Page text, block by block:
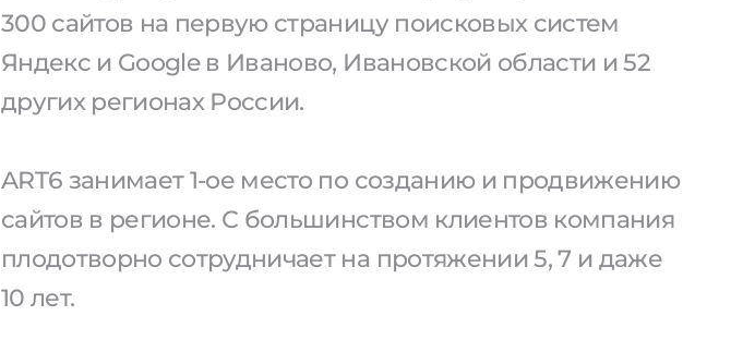
300 сайтов на первую страницу поисковых систем
Яндекс и Google в Иваново, Ивановской области и 52
других регионах России.
ART6 занимает 1-ое место по созданию и продвижению
сайтов в регионе. С большинством клиентов компания
плодотворно сотрудничает на протяжении 5, 7 и даже
10 лет.